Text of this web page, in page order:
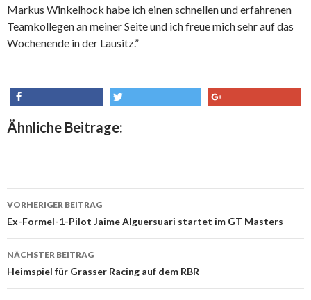
Markus Winkelhock habe ich einen schnellen und erfahrenen
Teamkollegen an meiner Seite und ich freue mich sehr auf das
Wochenende in der Lausitz.”
share
Ähnliche Beitrage:
Beitrags-
Navigation
VORHERIGER BEITRAG
Ex-Formel-1-Pilot Jaime Alguersuari startet im GT Masters
NÄCHSTER BEITRAG
Heimspiel für Grasser Racing auf dem RBR